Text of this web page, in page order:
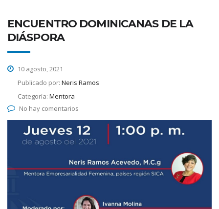
ENCUENTRO DOMINICANAS DE LA
DIÁSPORA
10 agosto, 2021
Publicado por: Neris Ramos
Categoría: Mentora
No hay comentarios